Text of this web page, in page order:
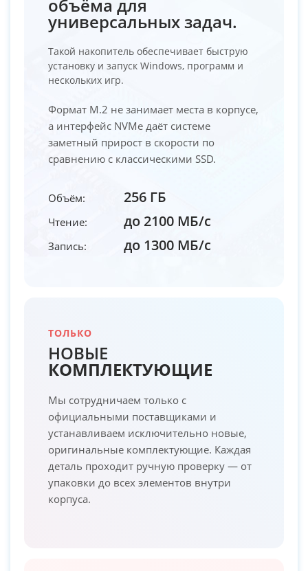
объёма для
универсальных задач.
Такой накопитель обеспечивает быструю
установку и запуск Windows, программ и
нескольких игр.
Формат M.2 не занимает места в корпусе,
а интерфейс NVMe даёт системе
заметный прирост в скорости по
сравнению с классическими SSD.
Объём: 256 ГБ
Чтение: до 2100 МБ/с
Запись: до 1300 МБ/с
ТОЛЬКО
НОВЫЕ
КОМПЛЕКТУЮЩИЕ
Мы сотрудничаем только с
официальными поставщиками и
устанавливаем исключительно новые,
оригинальные комплектующие. Каждая
деталь проходит ручную проверку — от
упаковки до всех элементов внутри
корпуса.